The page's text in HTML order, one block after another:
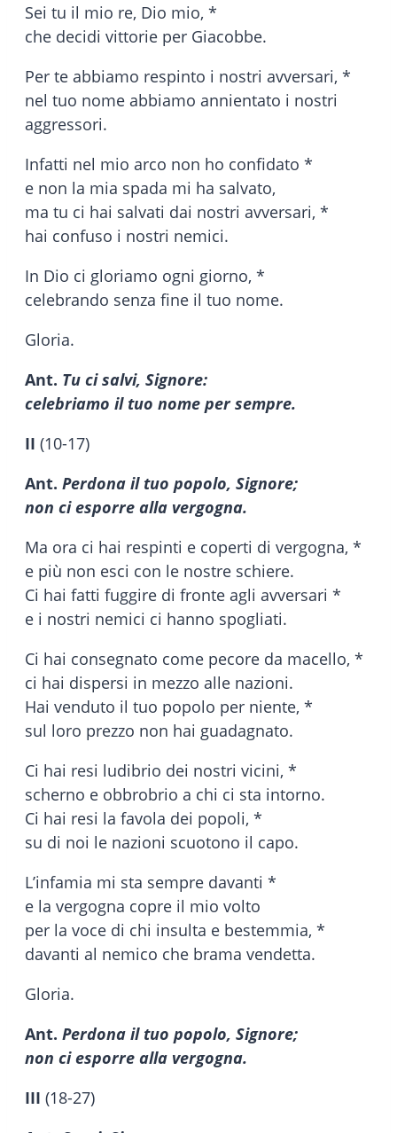
Sei tu il mio re, Dio mio, *
che decidi vittorie per Giacobbe.
Per te abbiamo respinto i nostri avversari, *
nel tuo nome abbiamo annientato i nostri
aggressori.
Infatti nel mio arco non ho confidato *
e non la mia spada mi ha salvato,
ma tu ci hai salvati dai nostri avversari, *
hai confuso i nostri nemici.
In Dio ci gloriamo ogni giorno, *
celebrando senza fine il tuo nome.
Gloria.
Ant. Tu ci salvi, Signore:
celebriamo il tuo nome per sempre.
II (10-17)
Ant. Perdona il tuo popolo, Signore;
non ci esporre alla vergogna.
Ma ora ci hai respinti e coperti di vergogna, *
e più non esci con le nostre schiere.
Ci hai fatti fuggire di fronte agli avversari *
e i nostri nemici ci hanno spogliati.
Ci hai consegnato come pecore da macello, *
ci hai dispersi in mezzo alle nazioni.
Hai venduto il tuo popolo per niente, *
sul loro prezzo non hai guadagnato.
Ci hai resi ludibrio dei nostri vicini, *
scherno e obbrobrio a chi ci sta intorno.
Ci hai resi la favola dei popoli, *
su di noi le nazioni scuotono il capo.
L’infamia mi sta sempre davanti *
e la vergogna copre il mio volto
per la voce di chi insulta e bestemmia, *
davanti al nemico che brama vendetta.
Gloria.
Ant. Perdona il tuo popolo, Signore;
non ci esporre alla vergogna.
III (18-27)